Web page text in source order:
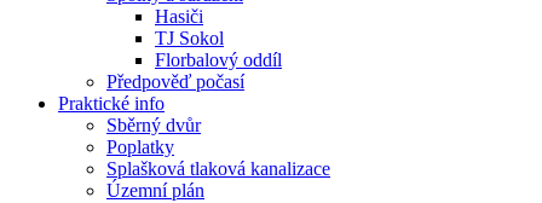
Hasiči
TJ Sokol
Florbalový oddíl
Předpověď počasí
Praktické info
Sběrný dvůr
Poplatky
Splašková tlaková kanalizace
Územní plán